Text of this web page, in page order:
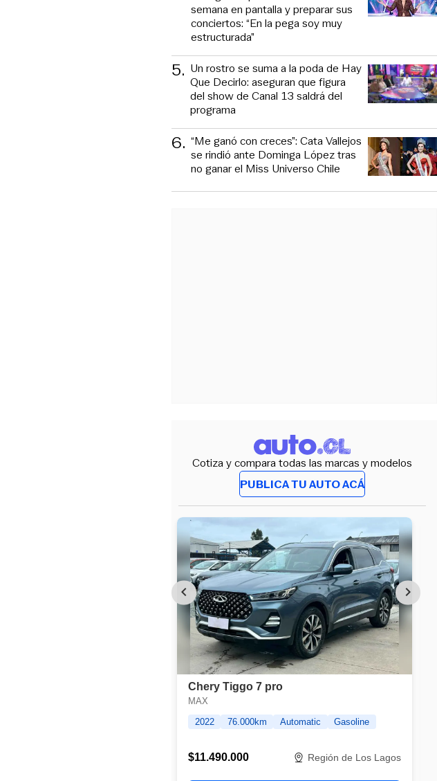
semana en pantalla y preparar sus
conciertos: “En la pega soy muy
estructurada”
5. Un rostro se suma a la poda de Hay
Que Decirlo: aseguran que figura
del show de Canal 13 saldrá del
programa
6. “Me ganó con creces”: Cata Vallejos
se rindió ante Dominga López tras
no ganar el Miss Universo Chile
Cotiza y compara todas las marcas y modelos
PUBLICA TU AUTO ACÁ